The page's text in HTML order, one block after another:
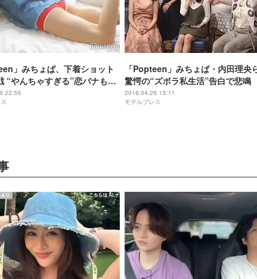
」みちょぱ、下着ショット
“やんちゃすぎる”恋バナも明
22:59
「Popteen」みちょぱ・内田理央ら
驚愕の“ズボラ私生活”告白で悲鳴
2016.04.26 15:11
モデルプレス